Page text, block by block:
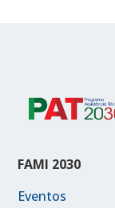
FAMI 2030
Eventos